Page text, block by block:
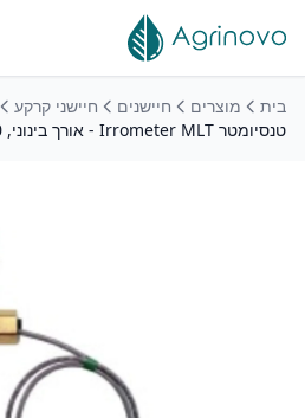
בית מוצרים חיישנים
חיישני קרקע
טנסיומטר Irrometer MLT - אורך בינוני, 0-80 cb, למטעים וכרמים